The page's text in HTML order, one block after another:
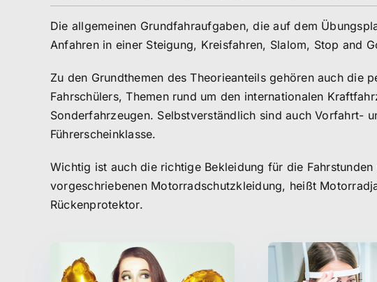
Die allgemeinen Grundfahraufgaben, die auf dem
Anfahren in einer Steigung, Kreisfahren, Slalom, Stop and
Zu den Grundthemen des Theorieanteils gehören auch die
Fahrschülers, Themen rund um den internationalen
Sonderfahrzeugen. Selbstverständlich sind auch Vorfahrt-
Führerscheinklasse.
Wichtig ist auch die richtige Bekleidung für die
vorgeschriebenen Motorradschutzkleidung, heißt
Rückenprotektor.